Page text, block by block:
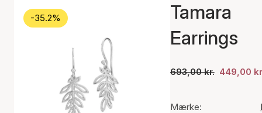
-35.2%
Tamara
Earrings
693,00 kr. 449,00
Mærke: